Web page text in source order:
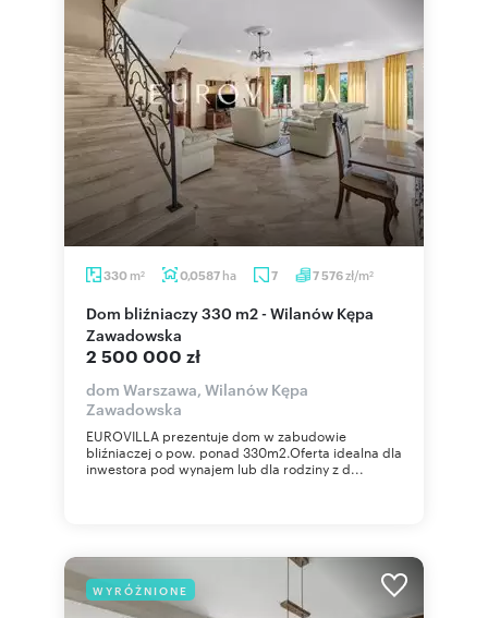
330 m2 0,0587 ha 7 7 576zł/m2
Dom bliźniaczy 330 m2 - Wilanów Kępa
Zawadowska
2 500 000 zł
dom Warszawa, Wilanów Kępa
Zawadowska
EUROVILLA prezentuje dom w zabudowie
bliźniaczej o pow. ponad 330m2.Oferta idealna dla
inwestora pod wynajem lub dla rodziny z d...
WYRÓŻNIONE